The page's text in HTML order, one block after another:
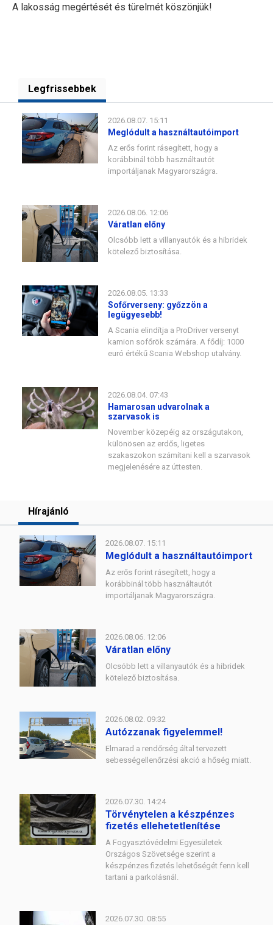
A lakosság megértését és türelmét köszönjük!
Legfrissebbek
2026.08.07. 15:11
Meglódult a használtautóimport
Az erős forint rásegített, hogy a
korábbinál több használtautót
importáljanak Magyarországra.
2026.08.06. 12:06
Váratlan előny
Olcsóbb lett a villanyautók és a hibridek
kötelező biztosítása.
2026.08.05. 13:33
Sofőrverseny: győzzön a
legügyesebb!
A Scania elindítja a ProDriver versenyt
kamion sofőrök számára. A fődíj: 1000
euró értékű Scania Webshop utalvány.
2026.08.04. 07:43
Hamarosan udvarolnak a
szarvasok is
November közepéig az országutakon,
különösen az erdős, ligetes
szakaszokon számítani kell a szarvasok
megjelenésére az úttesten.
Hírajánló
2026.08.07. 15:11
Meglódult a használtautóimport
Az erős forint rásegített, hogy a
korábbinál több használtautót
importáljanak Magyarországra.
2026.08.06. 12:06
Váratlan előny
Olcsóbb lett a villanyautók és a hibridek
kötelező biztosítása.
2026.08.02. 09:32
Autózzanak figyelemmel!
Elmarad a rendőrség által tervezett
sebességellenőrzési akció a hőség miatt.
2026.07.30. 14:24
Törvénytelen a készpénzes
fizetés ellehetetlenítése
A Fogyasztóvédelmi Egyesületek
Országos Szövetsége szerint a
készpénzes fizetés lehetőségét fenn kell
tartani a parkolásnál.
2026.07.30. 08:55